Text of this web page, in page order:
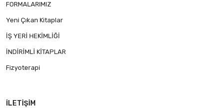
FORMALARIMIZ
Yeni Çıkan Kitaplar
İŞ YERİ HEKİMLİĞİ
İNDİRİMLİ KİTAPLAR
Fizyoterapi
İLETIŞIM